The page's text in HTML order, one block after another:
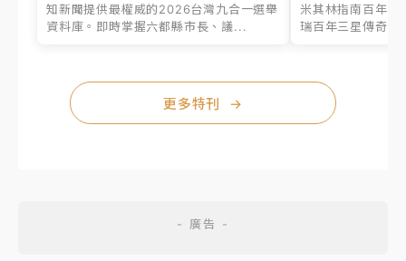
知新聞提供最權威的2026台灣九合一選舉
資料庫。即時掌握六都縣市長、議...
米其林指南百年之
瑞百年三星傳奇、
更多特刊 →